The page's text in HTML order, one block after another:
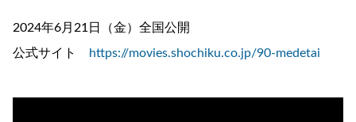
2024年6月21日（金）全国公開
公式サイト
https://movies.shochiku.co.jp/90-medetai